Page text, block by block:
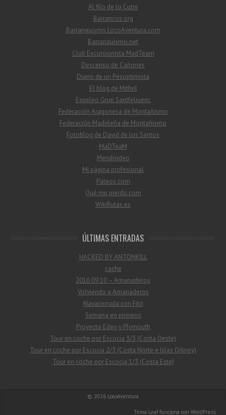
Al filo de lo Cutre
Barrancos.org
Barranquismo.LocoAventura.com
Barranquismo.net
Club Excursionista MadTeam
Descenso de Cañones
Diario de un Pesoptimista
El blog de Mithril
Espeleo Grup Santfeliuenc
Federación Aragonesa de Montañismo
Federación Madrileña de Montañismo
Fotoblog de David de los Santos
MaDTeaM
Mendivideo
Mi página profesional
Pateos.com
Qué me pierdo.com
WikiRutas.es
ÚLTIMAS ENTRADAS
HACKED BY ANTONKILL
cache
2016.09.10 – Amanaderos
Volviendo a Amanaderos
Navacerrada con Fito
Semana en pirineos
Proyecto Eden y Plymouth
Tour en coche por Escocia 3/3 (Costa Oeste)
Tour en coche por Escocia 2/3 (Costa Norte e Islas Orkney)
Tour en coche por Escocia 1/3 (Costa Este)
© 2026 LocoAventura
Tema Leaffunciona con WordPress